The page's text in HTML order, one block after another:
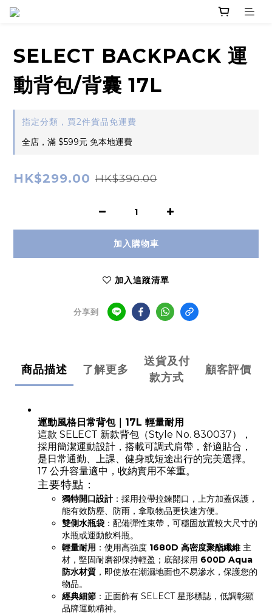
SELECT BACKPACK 運
動背包/背囊 17L
指定分類，買2件貨品免運費
全店，滿 $599元 免本地運費
HK$299.00 HK$390.00
加入購物車
加入追蹤清單
分享到
商品描述 了解更多
送貨及付
款方式
顧客評價
運動風格日常背包｜17L 輕量耐用
這款 SELECT 新款背包（Style No. 830037），
採用簡潔運動設計，搭載可調式肩帶，舒適貼合，
是日常通勤、上課、健身或短途出行的完美選擇。
17 公升容量適中，收納實用不笨重。
主要特點：
獨特開口設計：採用拉帶拉鍊開口，上方加蓋保護，
能有效防塵、防雨，拿取物品更快速方便。
雙側水瓶袋 ：配備彈性束帶，可穩固放置較大尺寸的
水瓶或運動飲料瓶。
輕量耐用 ：使用高強度 1680D 高密度聚酯纖維 主
材，堅固耐磨卻保持輕盈；底部採用 600D Aqua
防水材質 ，即使放在潮濕地面也不易滲水，保護您的
物品。
經典細節 ：正面飾有 SELECT 星形標誌，低調彰顯
品牌運動精神。